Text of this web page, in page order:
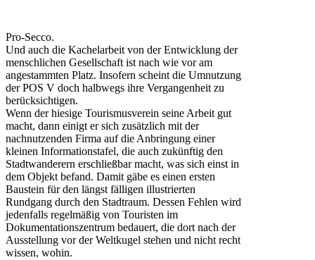
Pro-Secco.
Und auch die Kachelarbeit von der Entwicklung der
menschlichen Gesellschaft ist nach wie vor am
angestammten Platz. Insofern scheint die Umnutzung
der POS V doch halbwegs ihre Vergangenheit zu
berücksichtigen.
Wenn der hiesige Tourismusverein seine Arbeit gut
macht, dann einigt er sich zusätzlich mit der
nachnutzenden Firma auf die Anbringung einer
kleinen Informationstafel, die auch zukünftig den
Stadtwanderern erschließbar macht, was sich einst in
dem Objekt befand. Damit gäbe es einen ersten
Baustein für den längst fälligen illustrierten
Rundgang durch den Stadtraum. Dessen Fehlen wird
jedenfalls regelmäßig von Touristen im
Dokumentationszentrum bedauert, die dort nach der
Ausstellung vor der Weltkugel stehen und nicht recht
wissen, wohin.